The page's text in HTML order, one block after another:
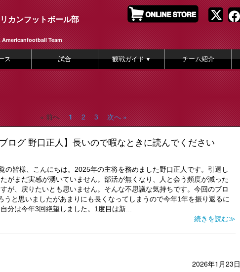
カンフットボール部
Team
ス 試合 観戦ガイド▼ チーム紹介
« 前へ 1 2 3 次へ »
ブログ 野口正人】長いので暇なときに読んでください
の皆様、こんにちは。2025年の主将を務めました野口正人です。引退し
がまだ実感が湧いていません。部活が無くなり、人と会う頻度が減った
が、戻りたいとも思いません。そんな不思議な気持ちです。今回のブロ
うと思いましたがあまりにも長くなってしまうので今年1年を振り返るに
分は今年3回絶望しました。1度目は新...
続きを読む≫
2026年1月23日